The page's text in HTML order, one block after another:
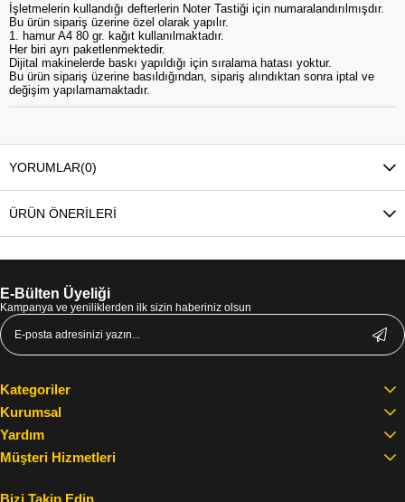
İşletmelerin kullandığı defterlerin Noter Tastiği için numaralandırılmışdır.
Bu ürün sipariş üzerine özel olarak yapılır.
1. hamur A4 80 gr. kağıt kullanılmaktadır.
Her biri ayrı paketlenmektedir.
Dijital makinelerde baskı yapıldığı için sıralama hatası yoktur.
Bu ürün sipariş üzerine basıldığından, sipariş alındıktan sonra iptal ve
değişim yapılamamaktadır.
YORUMLAR(0)
ÜRÜN ÖNERILERI
E-Bülten Üyeliği
Kampanya ve yeniliklerden ilk sizin haberiniz olsun
Kategoriler
Kurumsal
Yardım
Müşteri Hizmetleri
Bizi Takip Edin